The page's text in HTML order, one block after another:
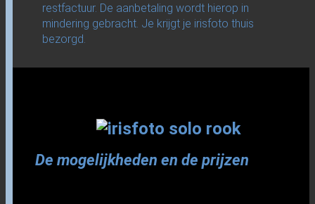
restfactuur. De aanbetaling wordt hierop in
mindering gebracht. Je krijgt je irisfoto thuis
bezorgd.
De mogelijkheden en de prijzen